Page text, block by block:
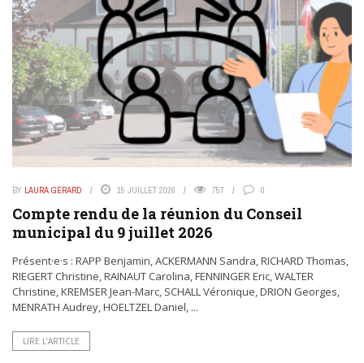
BY LAURA GERARD 15 JUILLET 2026 757 0
Compte rendu de la réunion du Conseil
municipal du 9 juillet 2026
Présent·e·s : RAPP Benjamin, ACKERMANN Sandra, RICHARD Thomas,
RIEGERT Christine, RAINAUT Carolina, FENNINGER Eric, WALTER
Christine, KREMSER Jean-Marc, SCHALL Véronique, DRION Georges,
MENRATH Audrey, HOELTZEL Daniel, ...
LIRE L’ARTICLE